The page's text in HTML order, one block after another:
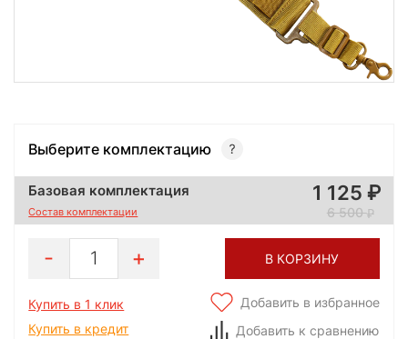
Выберите комплектацию
Базовая комплектация
Состав комплектации
1 125
6 500
1 В КОРЗИНУ
Купить в 1 клик
Купить в кредит
Добавить в избранное
Добавить к сравнению